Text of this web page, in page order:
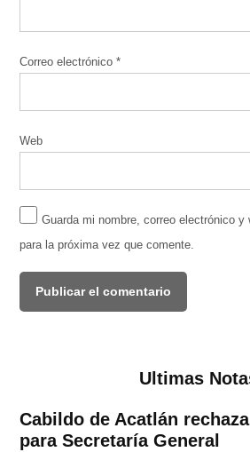
Correo electrónico*
Web
Guarda mi nombre, correo electrónico y
para la próxima vez que comente.
Ultimas
Cabildo de Acatlán
para Secretaría General